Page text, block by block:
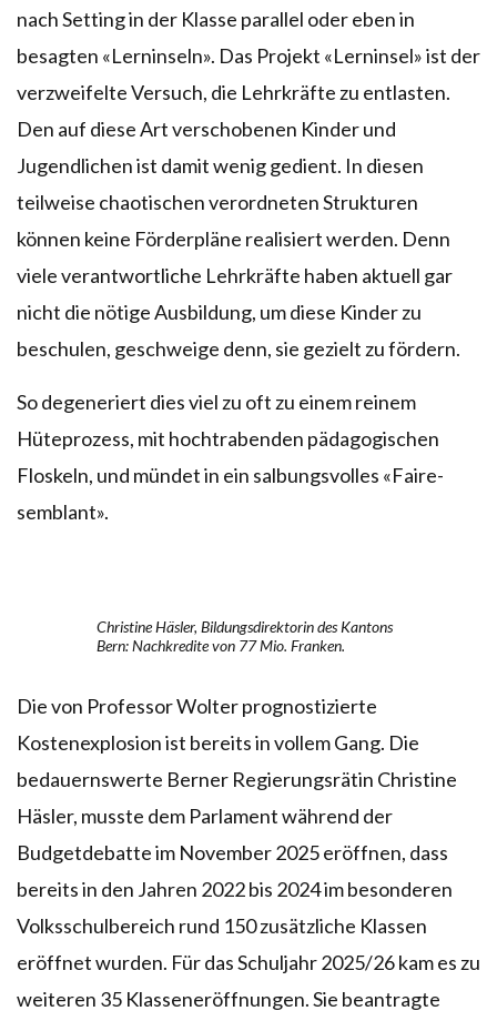
nach Setting in der Klasse parallel oder eben in
besagten «Lerninseln». Das Projekt «Lerninsel» ist der
verzweifelte Versuch, die Lehrkräfte zu entlasten.
Den auf diese Art verschobenen Kinder und
Jugendlichen ist damit wenig gedient. In diesen
teilweise chaotischen verordneten Strukturen
können keine Förderpläne realisiert werden. Denn
viele verantwortliche Lehrkräfte haben aktuell gar
nicht die nötige Ausbildung, um diese Kinder zu
beschulen, geschweige denn, sie gezielt zu fördern.
So degeneriert dies viel zu oft zu einem reinem
Hüteprozess, mit hochtrabenden pädagogischen
Floskeln, und mündet in ein salbungsvolles «Faire-
semblant».
Christine Häsler, Bildungsdirektorin des Kantons
Bern: Nachkredite von 77 Mio. Franken.
Die von Professor Wolter prognostizierte
Kostenexplosion ist bereits in vollem Gang. Die
bedauernswerte Berner Regierungsrätin Christine
Häsler, musste dem Parlament während der
Budgetdebatte im November 2025 eröffnen, dass
bereits in den Jahren 2022 bis 2024 im besonderen
Volksschulbereich rund 150 zusätzliche Klassen
eröffnet wurden. Für das Schuljahr 2025/26 kam es zu
weiteren 35 Klasseneröffnungen. Sie beantragte